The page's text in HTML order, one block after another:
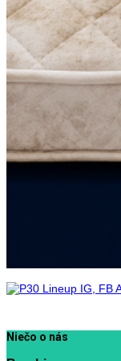
Niečo o nás